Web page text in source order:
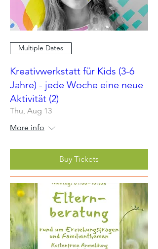
Multiple Dates
Kreativwerkstatt für Kids (3-6
Jahre) - jede Woche eine neue
Aktivität (2)
Thu, Aug 13
More info
Buy Tickets